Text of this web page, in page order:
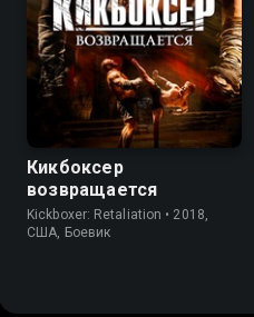
Кикбоксер
возвращается
Kickboxer: Retaliation • 2018,
США, Боевик